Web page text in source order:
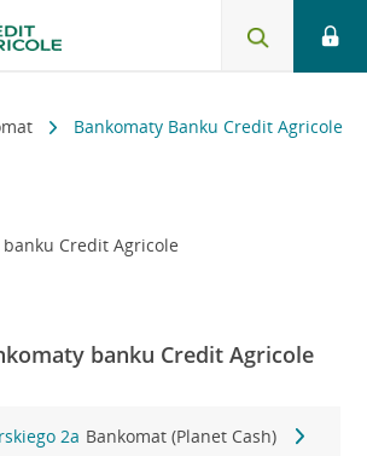
Bankomaty Banku Credit Agricole
Credit Agricole
banku Credit Agricole
2a Bankomat (Planet Cash)